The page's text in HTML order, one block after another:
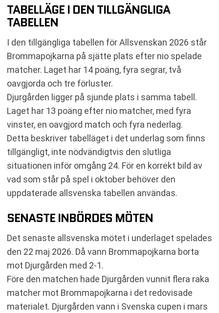
TABELLÄGE I DEN TILLGÄNGLIGA
TABELLEN
I den tillgängliga tabellen för Allsvenskan 2026 står
Brommapojkarna på sjätte plats efter nio spelade
matcher. Laget har 14 poäng, fyra segrar, två
oavgjorda och tre förluster.
Djurgården ligger på sjunde plats i samma tabell.
Laget har 13 poäng efter nio matcher, med fyra
vinster, en oavgjord match och fyra nederlag.
Detta beskriver tabelläget i det underlag som finns
tillgängligt, inte nödvändigtvis den slutliga
situationen inför omgång 24. För en korrekt bild av
vad som står på spel i oktober behöver den
uppdaterade allsvenska tabellen användas.
SENASTE INBÖRDES MÖTEN
Det senaste allsvenska mötet i underlaget spelades
den 22 maj 2026. Då vann Brommapojkarna borta
mot Djurgården med 2-1.
Före den matchen hade Djurgården vunnit flera raka
matcher mot Brommapojkarna i det redovisade
materialet. Djurgården vann i Svenska cupen i mars